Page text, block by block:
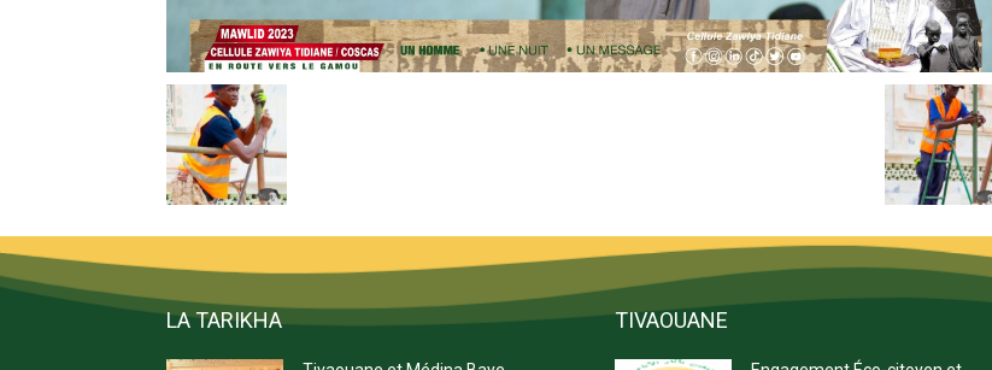
LA TARIKHA TIVAOUANE